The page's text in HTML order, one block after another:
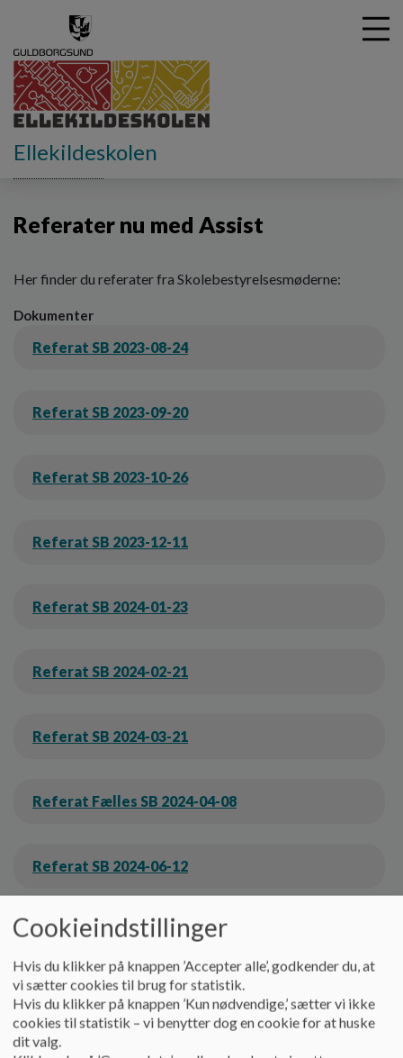
Ellekildeskolen
Referater nu med Assist
Her finder du referater fra Skolebestyrelsesmøderne:
Dokumenter
Referat SB 2023-08-24
Referat SB 2023-09-20
Referat SB 2023-10-26
Referat SB 2023-12-11
Referat SB 2024-01-23
Referat SB 2024-02-21
Referat SB 2024-03-21
Referat Fælles SB 2024-04-08
Referat SB 2024-06-12
Referat SB 2024-08-20
Referat SB 2024-09-25
Cookieindstillinger
Hvis du klikker på knappen ’Accepter alle’, godkender du, at
vi sætter cookies til brug for statistik.
Hvis du klikker på knappen ’Kun nødvendige,’ sætter vi ikke
cookies til statistik – vi benytter dog en cookie for at huske
dit valg.